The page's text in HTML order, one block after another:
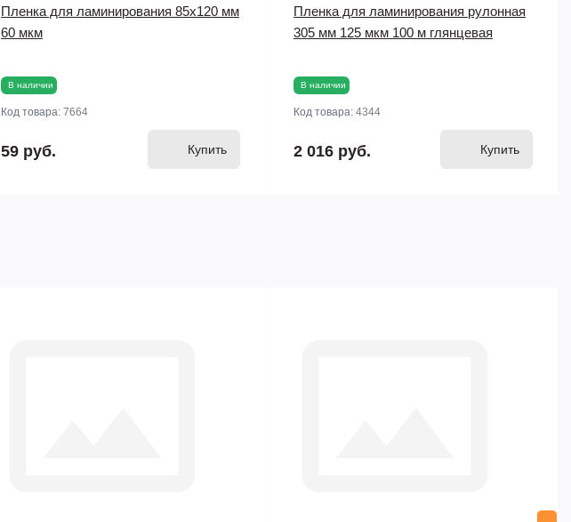
Пленка для ламинирования 85х120 мм
60 мкм
В наличии
Код товара: 7664
59 руб. Купить
Пленка для ламинирования рулонная
305 мм 125 мкм 100 м глянцевая
В наличии
Код товара: 4344
2 016 руб. Купить